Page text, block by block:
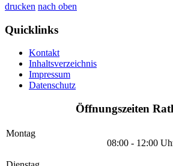
drucken nach oben
Quicklinks
Kontakt
Inhaltsverzeichnis
Impressum
Datenschutz
Öffnungszeiten
Montag
08:00 - 12:00